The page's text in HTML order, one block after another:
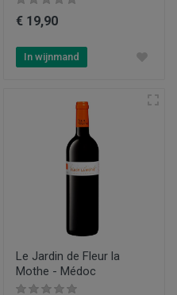
€ 19,90
In wijnmand
Le Jardin de Fleur la
Mothe - Médoc